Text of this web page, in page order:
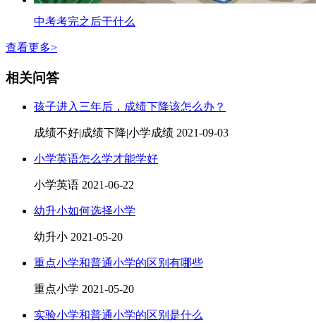
中考考完之后干什么
查看更多>
相关问答
孩子进入三年后，成绩下降该怎么办？
成绩不好|成绩下降|小学成绩 2021-09-03
小学英语怎么学才能学好
小学英语 2021-06-22
幼升小如何选择小学
幼升小 2021-05-20
重点小学和普通小学的区别有哪些
重点小学 2021-05-20
实验小学和普通小学的区别是什么